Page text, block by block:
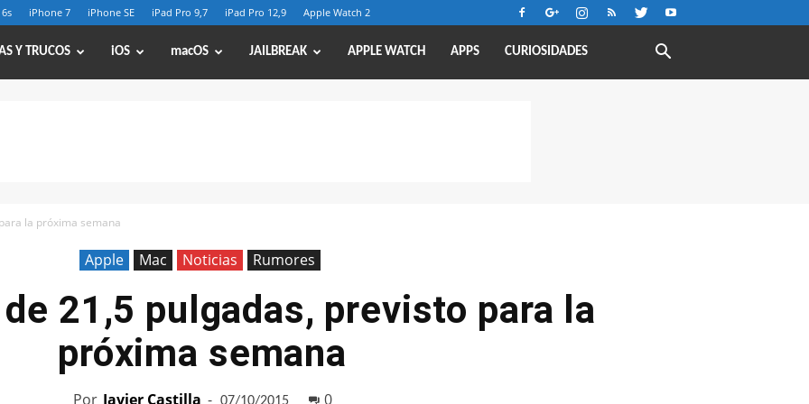
iPhone 7 iPhone SE iPad Pro 9,7 iPad Pro 12,9 Apple Watch 2
Y TRUCOS iOS macOS JAILBREAK APPLE WATCH APPS CURIOSIDADES
la próxima semana
Apple Mac Noticias Rumores
21,5 pulgadas, previsto para la
próxima semana
Por Javier Castilla - 0